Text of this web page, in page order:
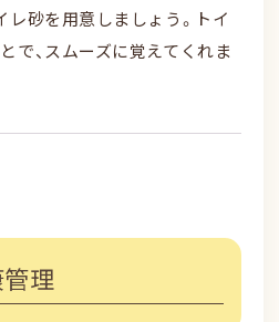
レ砂を用意しましょう。トイ
で、スムーズに覚えてくれま
理